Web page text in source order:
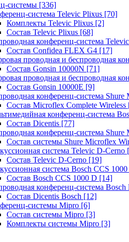
системы [336]
система Televic Plixus [70]
Комплекты Televic Plixus [2]
Состав Televic Plixus [68]
конференц-система
Состав Confidea FLEX G4 [17]
проводная и беспроводная
Состав Gonsin 10000N [71]
проводная и беспроводная
Состав Gonsin 10000E [9]
конференц-система Shure
Состав Microflex Complete Wireless
конференц-система
Состав Dicentis [77]
конференц-система Shure
Состав системы Shure Microflex
система Televic D-Cerno
Состав Televic D-Cerno [19]
система Bosch CCS
Состав Bosch CCS 1000 D [14]
конференц-система Bosch
Состав Dicentis Bosch [12]
системы Mipro [6]
Состав системы Mipro [3]
Комплекты системы Mipro [3]